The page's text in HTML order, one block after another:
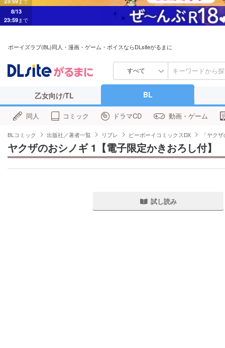
8/13
23:59まで
ボーイズラブ(BL)同人・漫画・ゲーム・ボイスならDLsiteがるまに
すべて
乙女向け/TL BL
同人 コミック ドラマCD 動画・ゲーム
BLコミック 出版社／著者一覧 リブレ ビーボーイコミックスDX 「ヤク
ヤクザのおシノギ 1【電子限定かきおろし付】
試し読み